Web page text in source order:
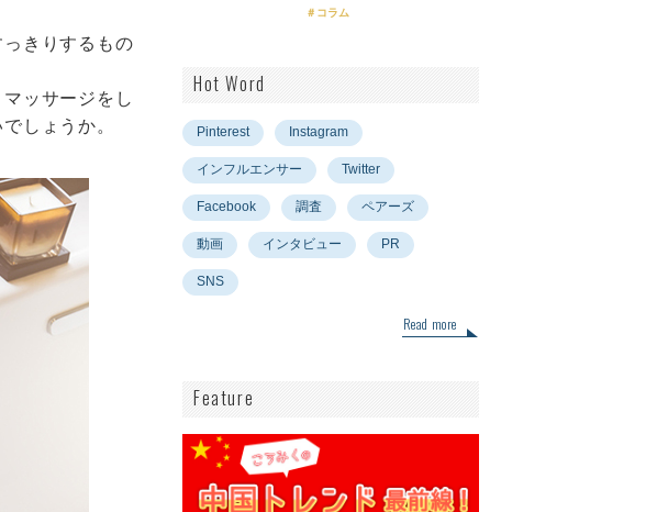
きりするもの
ッサージをし
しょうか。
コラム
Hot Word
Pinterest Instagram
インフルエンサー Twitter
Facebook 調査 ペアーズ
動画 インタビュー PR
SNS
Read more
Feature